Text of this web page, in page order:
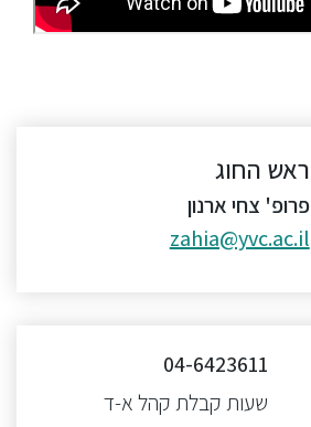
ראש החוג
פרופ' צחי ארנון
zahia@yvc.ac.il
04-6423611
שעות קבלת קהל א-ד